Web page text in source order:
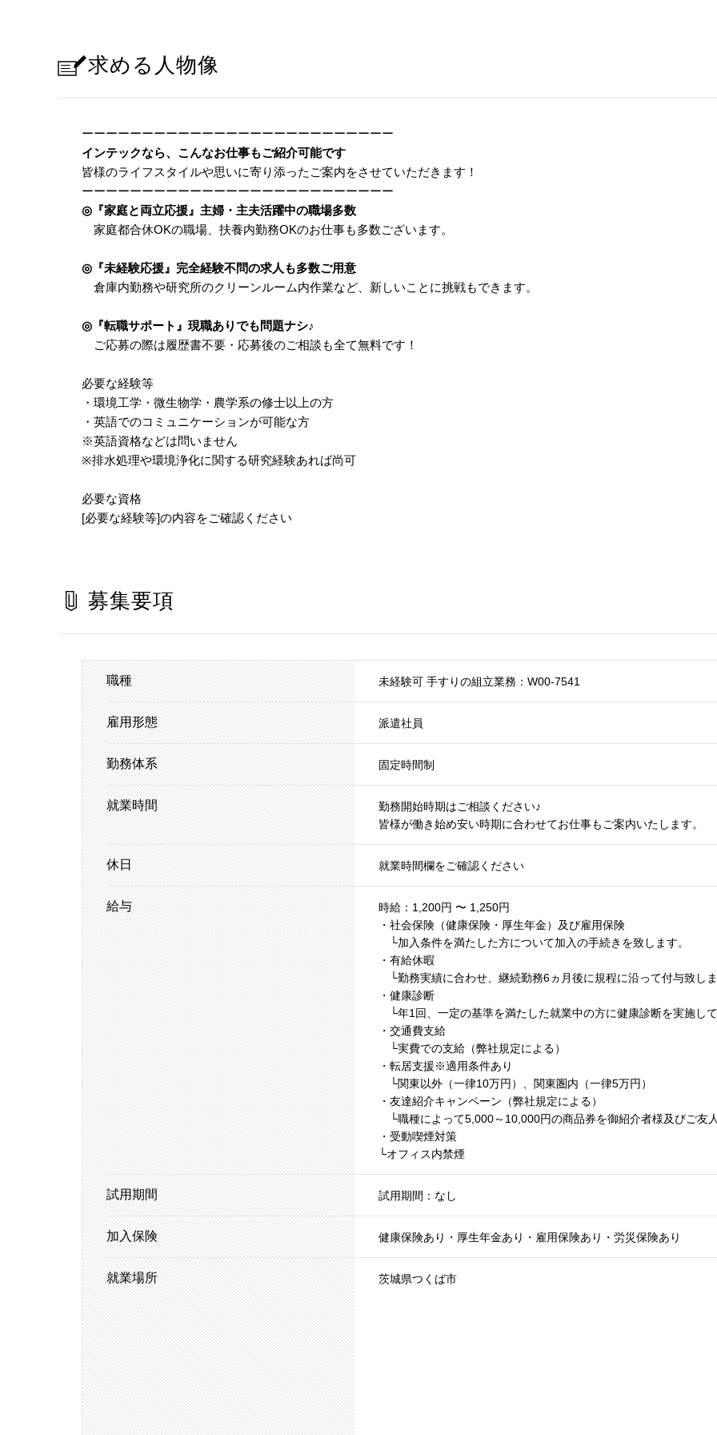
求める人物像
ーーーーーーーーーーーーーーーーーーーーーーーーーー
インテックなら、こんなお仕事もご紹介可能です
皆様のライフスタイルや思いに寄り添ったご案内をさせていただきます！
ーーーーーーーーーーーーーーーーーーーーーーーーーー
◎『家庭と両立応援』主婦・主夫活躍中の職場多数
家庭都合休OKの職場、扶養内勤務OKのお仕事も多数ございます。
◎『未経験応援』完全経験不問の求人も多数ご用意
倉庫内勤務や研究所のクリーンルーム内作業など、新しいことに挑戦もできます。
◎『転職サポート』現職ありでも問題ナシ♪
ご応募の際は履歴書不要・応募後のご相談も全て無料です！
必要な経験等
・環境工学・微生物学・農学系の修士以上の方
・英語でのコミュニケーションが可能な方
※英語資格などは問いません
※排水処理や環境浄化に関する研究経験あれば尚可
必要な資格
[必要な経験等]の内容をご確認ください
募集要項
職種 未経験可 手すりの組立業務：W00-7541
雇用形態 派遣社員
勤務体系 固定時間制
就業時間 勤務開始時期はご相談ください♪
皆様が働き始め安い時期に合わせてお仕事もご案内いたします。
休日 就業時間欄をご確認ください
給与
時給：1,200円 〜 1,250円
・社会保険（健康保険・厚生年金）及び雇用保険
└加入条件を満たした方について加入の手続きを致します。
・有給休暇
└勤務実績に合わせ、継続勤務6ヵ月後に規程に沿って付与致しま
・健康診断
└年1回、一定の基準を満たした就業中の方に健康診断を実施して
・交通費支給
└実費での支給（弊社規定による）
・転居支援※適用条件あり
└関東以外（一律10万円）、関東圏内（一律5万円）
・友達紹介キャンペーン（弊社規定による）
└職種によって5,000～10,000円の商品券を御紹介者様及びご友
・受動喫煙対策
└オフィス内禁煙
試用期間 試用期間：なし
加入保険 健康保険あり・厚生年金あり・雇用保険あり・労災保険あり
就業場所 茨城県つくば市